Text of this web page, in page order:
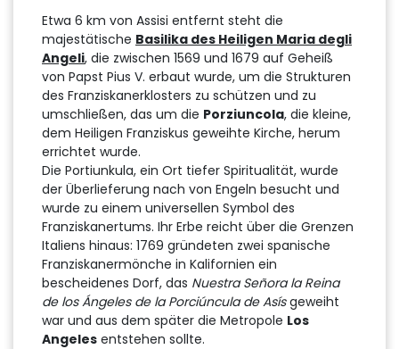
Etwa 6 km von Assisi entfernt steht die
majestätische Basilika des Heiligen Maria degli
Angeli, die zwischen 1569 und 1679 auf Geheiß
von Papst Pius V. erbaut wurde, um die Strukturen
des Franziskanerklosters zu schützen und zu
umschließen, das um die Porziuncola, die kleine,
dem Heiligen Franziskus geweihte Kirche, herum
errichtet wurde.
Die Portiunkula, ein Ort tiefer Spiritualität, wurde
der Überlieferung nach von Engeln besucht und
wurde zu einem universellen Symbol des
Franziskanertums. Ihr Erbe reicht über die Grenzen
Italiens hinaus: 1769 gründeten zwei spanische
Franziskanermönche in Kalifornien ein
bescheidenes Dorf, das Nuestra Señora la Reina
de los Ángeles de la Porciúncula de Asísgeweiht
war und aus dem später die Metropole Los
Angeles entstehen sollte.